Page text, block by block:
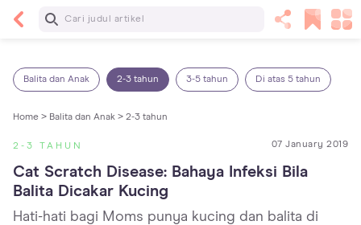
Baca Selanjutnya
Balita dan Anak 2-3 tahun 3-5 tahun Di atas 5 tahun
Home > Balita dan Anak > 2-3 tahun
2-3 TAHUN 07 January 2019
Cat Scratch Disease: Bahaya Infeksi Bila
Balita Dicakar Kucing
Hati-hati bagi Moms punya kucing dan balita di